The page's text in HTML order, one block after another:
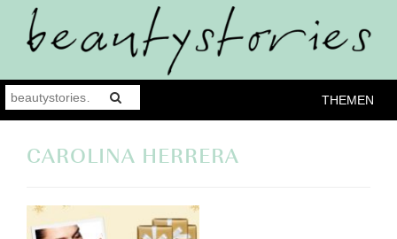
THEMEN
CAROLINA HERRERA